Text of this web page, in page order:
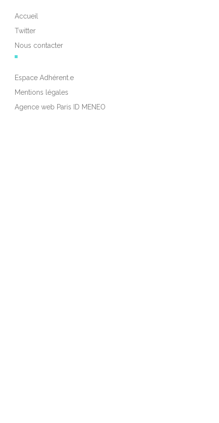
Accueil
Twitter
Nous contacter
Espace Adhérent.e
Mentions légales
Agence web Paris ID MENEO